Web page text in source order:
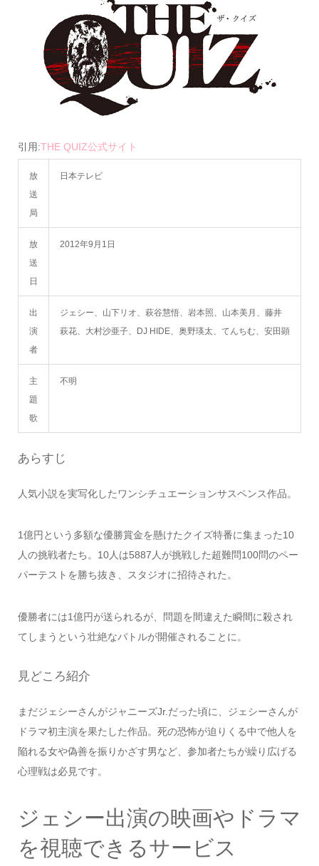
引用:THE QUIZ公式サイト
放
送
局
日本テレビ
放
送
日
2012年9月1日
出
演
者
ジェシー、山下リオ、萩谷慧悟、岩本照、山本美月、藤井
萩花、大村沙亜子、DJ HIDE、奥野瑛太、てんちむ、安田顕
主
題
歌
不明
あらすじ
人気小説を実写化したワンシチュエーションサスペンス作品。
1億円という多額な優勝賞金を懸けたクイズ特番に集まった10
人の挑戦者たち。10人は5887人が挑戦した超難問100問のペー
パーテストを勝ち抜き、スタジオに招待された。
優勝者には1億円が送られるが、問題を間違えた瞬間に殺され
てしまうという壮絶なバトルが開催されることに。
見どころ紹介
まだジェシーさんがジャニーズJr.だった頃に、ジェシーさんが
ドラマ初主演を果たした作品。死の恐怖が迫りくる中で他人を
陥れる女や偽善を振りかざす男など、参加者たちが繰り広げる
心理戦は必見です。
ジェシー出演の映画やドラマ
を視聴できるサービス